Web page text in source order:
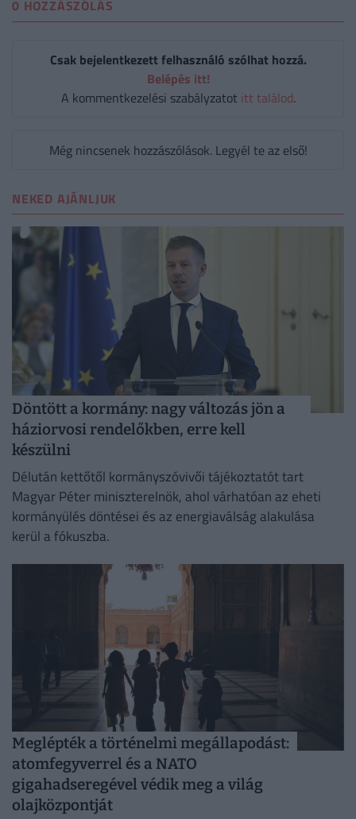
0 HOZZÁSZÓLÁS
Csak bejelentkezett felhasználó szólhat hozzá.
Belépés itt!
A kommentkezelési szabályzatot itt találod.
Még nincsenek hozzászólások. Legyél te az első!
NEKED AJÁNLJUK
Döntött a kormány: nagy változás jön a
háziorvosi rendelőkben, erre kell
készülni
Délután kettőtől kormányszóvivői tájékoztatót tart
Magyar Péter miniszterelnök, ahol várhatóan az eheti
kormányülés döntései és az energiaválság alakulása
kerül a fókuszba.
Meglépték a történelmi megállapodást:
atomfegyverrel és a NATO
gigahadseregével védik meg a világ
olajközpontját